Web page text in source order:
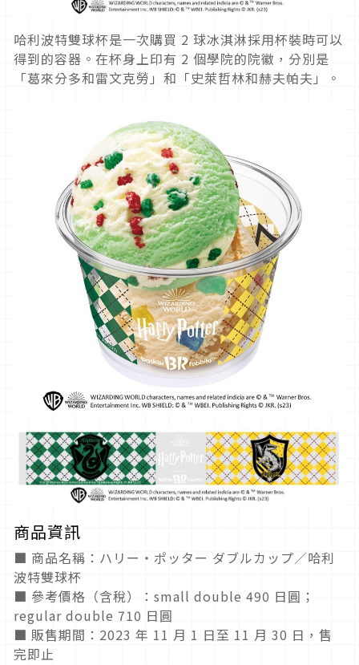
哈利波特雙球杯是一次購買 2 球冰淇淋採用杯裝時可以
得到的容器。在杯身上印有 2 個學院的院徽，分別是
「葛來分多和雷文克勞」和「史萊哲林和赫夫帕夫」。
商品資訊
■ 商品名稱：ハリー・ポッター ダブルカップ／哈利
波特雙球杯
■ 參考價格（含稅）：small double 490 日圓；
regular double 710 日圓
■ 販售期間：2023 年 11 月 1 日至 11 月 30 日，售
完即止